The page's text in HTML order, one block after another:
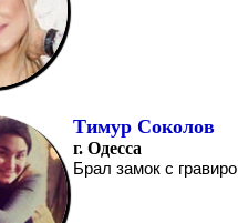
Тимур Соколов
г. Одесса
Брал замок с